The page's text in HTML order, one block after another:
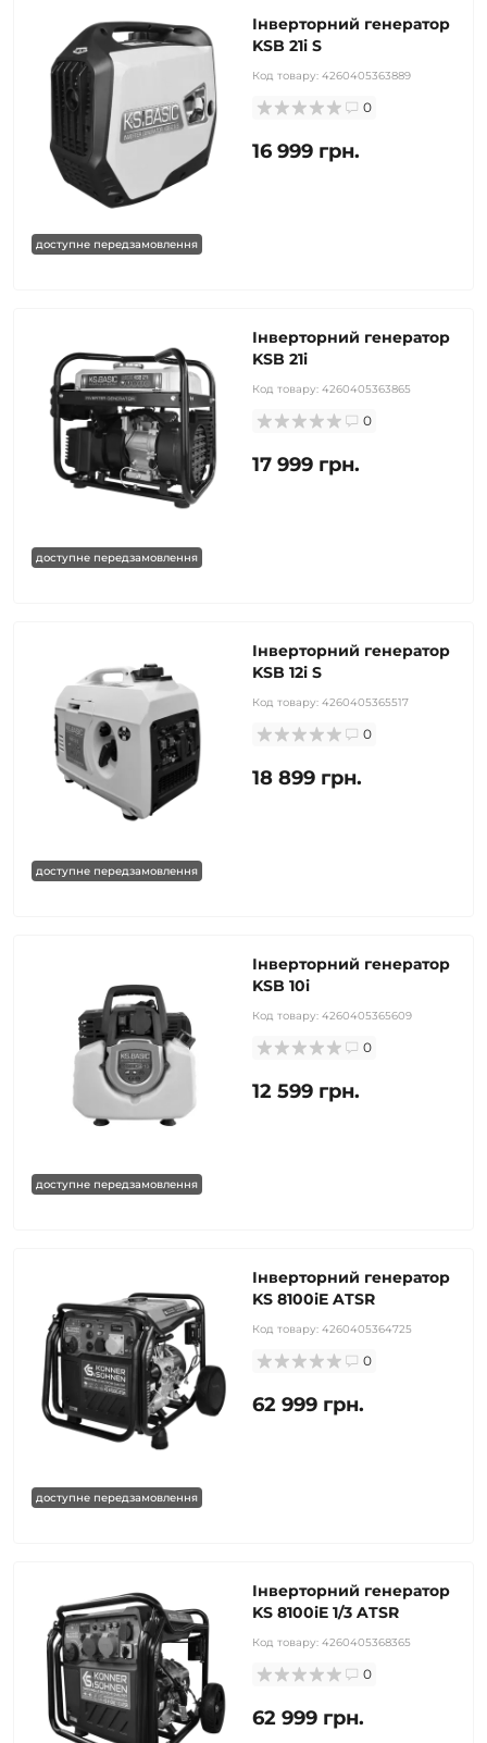
доступне передзамовлення
Інверторний генератор
KSB 21i S
Код товару: 4260405363889
0
16 999 грн.
доступне передзамовлення
Інверторний генератор
KSB 21i
Код товару: 4260405363865
0
17 999 грн.
доступне передзамовлення
Інверторний генератор
KSB 12i S
Код товару: 4260405365517
0
18 899 грн.
доступне передзамовлення
Інверторний генератор
KSB 10i
Код товару: 4260405365609
0
12 599 грн.
доступне передзамовлення
Інверторний генератор
KS 8100iE ATSR
Код товару: 4260405364725
0
62 999 грн.
Інверторний генератор
KS 8100iE 1/3 ATSR
Код товару: 4260405368365
0
62 999 грн.